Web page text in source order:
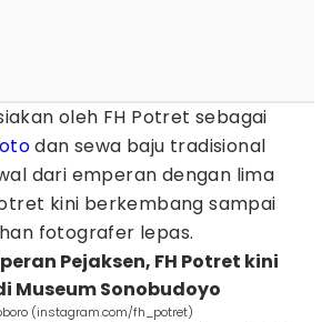
oleh FH Potret sebagai
dan sewa baju tradisional
dari emperan dengan lima
kini berkembang sampai
fotografer lepas.
Pejaksen, FH Potret kini
Museum Sonobudoyo
(instagram.com/fh_potret)